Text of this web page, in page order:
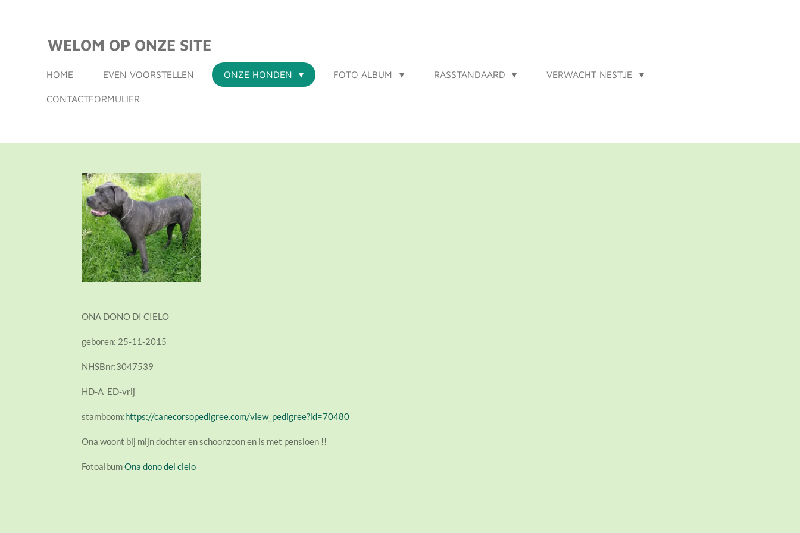
hoofdinhoud
WELOM OP ONZE SITE
HOME EVEN VOORSTELLEN ONZE HONDEN FOTO ALBUM RASSTANDAARD VERWACHT NESTJE
CONTACTFORMULIER
ONA DONO DI CIELO
geboren: 25-11-2015
NHSBnr:3047539
HD-A ED-vrij
stamboom:https://canecorsopedigree.com/view_pedigree?id=70480
Ona woont bij mijn dochter en schoonzoon en is met pensioen !!
FotoalbumOna dono del cielo